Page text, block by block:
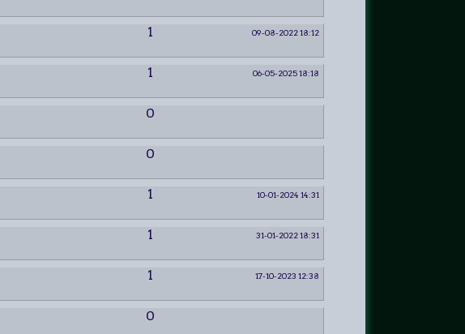
1
09-08-2022 18:12
1
06-05-2025 18:18
0
0
1
10-01-2024 14:31
1
31-01-2022 18:31
1
17-10-2023 12:38
0